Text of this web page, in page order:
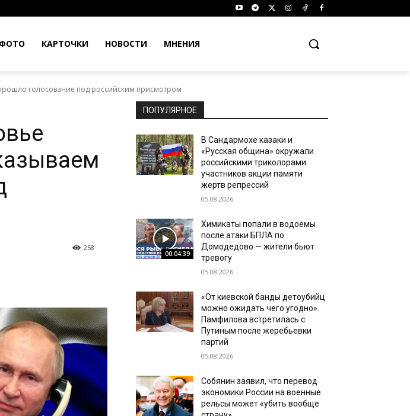
ФОТО КАРТОЧКИ НОВОСТИ МНЕНИЯ
голосование под российским присмотром
258
ПОПУЛЯРНОЕ
В Сандармохе казаки и
«Русская община» окружали
российскими триколорами
участников акции памяти
жертв репрессий
05.08.2026
00:04:39
Химикаты попали в водоемы
после атаки БПЛА по
Домодедово — жители бьют
тревогу
05.08.2026
«От киевской банды детоубийц
можно ожидать чего угодно».
Памфилова встретилась с
Путиным после жеребьевки
партий
05.08.2026
Собянин заявил, что перевод
экономики России на военные
рельсы может «убить вообще